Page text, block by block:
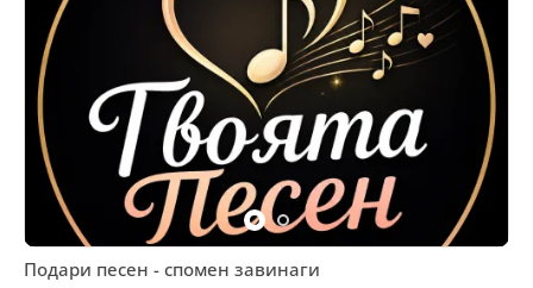
Подари песен - спомен завинаги